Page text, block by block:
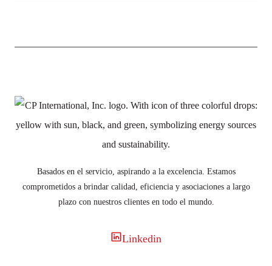
Basados en el servicio, aspirando a la excelencia. Estamos
comprometidos a brindar calidad, eficiencia y asociaciones a largo
plazo con nuestros clientes en todo el mundo.
Linkedin